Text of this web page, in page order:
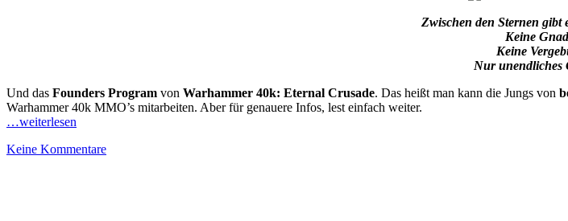
Zwischen den Sternen gibt
Keine
Keine
Nur unendliches
Und das Founders Program von Warhammer 40k: Eternal Crusade. Das heißt man kann die Jungs von
Warhammer 40k MMO’s mitarbeiten. Aber für genauere Infos, lest einfach weiter.
…weiterlesen
Keine Kommentare